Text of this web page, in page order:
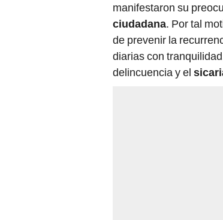
manifestaron su
ciudadana. Por tal
de prevenir la
diarias con
delincuencia y el